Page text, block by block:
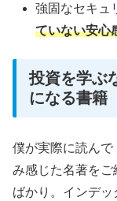
強固なセキュ
ていない安心
投資を学ぶ
になる書籍
僕が実際に読んで
み感じた名著を
ばかり。インデ